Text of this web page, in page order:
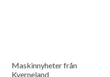
Maskinnyheter från
Kverneland